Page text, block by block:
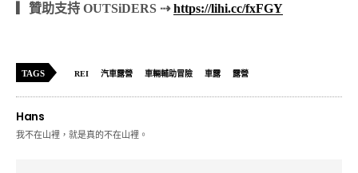
▎贊助支持 OUTSiDERS ⇢https://lihi.cc/fxFGY
TAGS REI 汽車露營 車輛輔助冒險 車露 露營
Hans
我不在山裡，就是真的不在山裡。